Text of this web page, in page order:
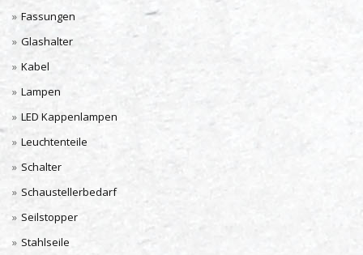
Fassungen
Glashalter
Kabel
Lampen
LED Kappenlampen
Leuchtenteile
Schalter
Schaustellerbedarf
Seilstopper
Stahlseile